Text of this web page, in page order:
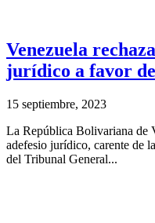
Venezuela
jurídico a favor
15 septiembre, 2023
La República Bolivariana de
adefesio jurídico, carente de
del Tribunal General...